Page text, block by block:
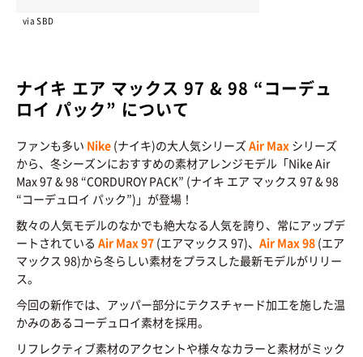
STYLE SNAP
COSMETICS
KOREAN COSME/ 韓国コスメ
FASHION/ ファション
SHOPS/ ショップ情報
HOW TO / あれこれハウツー
TOP/ カルチャートップ
MUSIC/ 音楽
MOVIE/ 映画・ドラマ
ART / アート
FOOD/ 食文化
BOOKS / ブック
HISTORY/ 歴史
ABOUT
運営会社
プライバシーポリシー
お問い合わせ
会員ログイン
新規会員登録
by YBS co., ltd & YBS USA LLC.
via SBD
ナイキ エア マックス 97 & 98 “コーデュ
ロイ パック” について
ファンも多い Nike (ナイキ)の大人気シリーズAir Max シリーズ
から、冬シーズンにおすすめの素材アレンジモデル「Nike Air
Max 97 & 98 “CORDUROY PACK” (ナイキ エア マックス 97 & 98
“コーデュロイ パック”)」が登場！
数々の人気モデルのなかでも絶大なる人気を誇り、常にアップデ
ートされている Air Max 97 (エアマックス 97)、 Air Max 98 (エア
マックス 98)から冬らしい素材をプラスした最新モデルがリリー
ス。
今回の新作では、アッパー部分にテクスチャード加工を施した温
かみのあるコーデュロイ素材を採用。
リフレクティブ素材のアクセントや様々なカラーと素材がミック